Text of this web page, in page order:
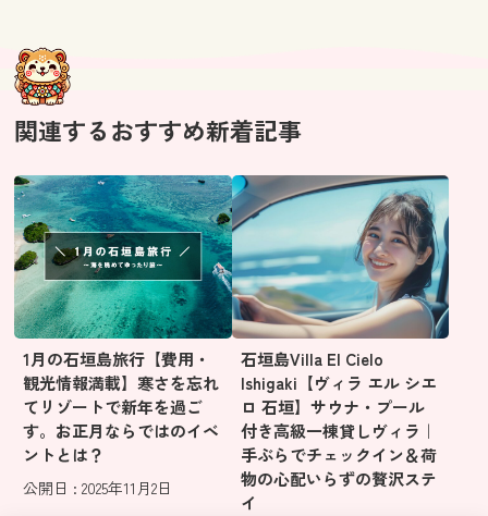
関連するおすすめ新着記事
1月の石垣島旅行【費用・
観光情報満載】寒さを忘れ
てリゾートで新年を過ご
す。お正月ならではのイベ
ントとは？
公開日 : 2025年11月2日
石垣島Villa El Cielo
Ishigaki【ヴィラ エル シエ
ロ 石垣】サウナ・プール
付き高級一棟貸しヴィラ｜
手ぶらでチェックイン＆荷
物の心配いらずの贅沢ステ
イ